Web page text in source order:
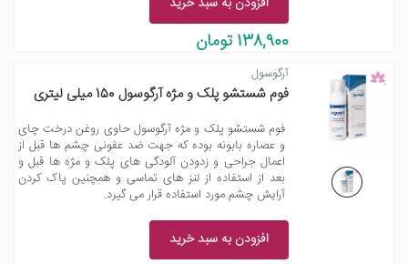
138,900 تومان
آرگوسول
فوم شستشو پلک و مژه آرگوسول 150 میلی لیتری
فوم شستشو پلک و مژه آرگوسول حاوی روغن درخت چای
و عصاره بابونه بوده که جهت ضد عفونی چشم ها قبل از
اعمال جراحی و زدودن آلودگی های پلک و مژه ها قبل و
بعد از استفاده از لنز های تماسی و همچنین پاک کردن
آرایش چشم مورد استفاده قرار می گیرد.
افزودن به سبد خرید